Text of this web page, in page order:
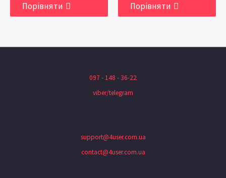
Порівняти Порівняти
097 - 148 - 36-22
viber/telegram
support@4user.com.ua
contact@4user.com.ua